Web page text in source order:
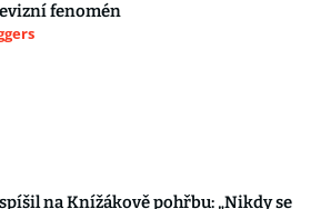
fenomén
na Knížákově pohřbu: „Nikdy se